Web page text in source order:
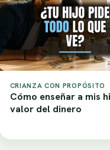
CRIANZA CON PROPÓSITO
Cómo enseñar a mis
valor del dinero